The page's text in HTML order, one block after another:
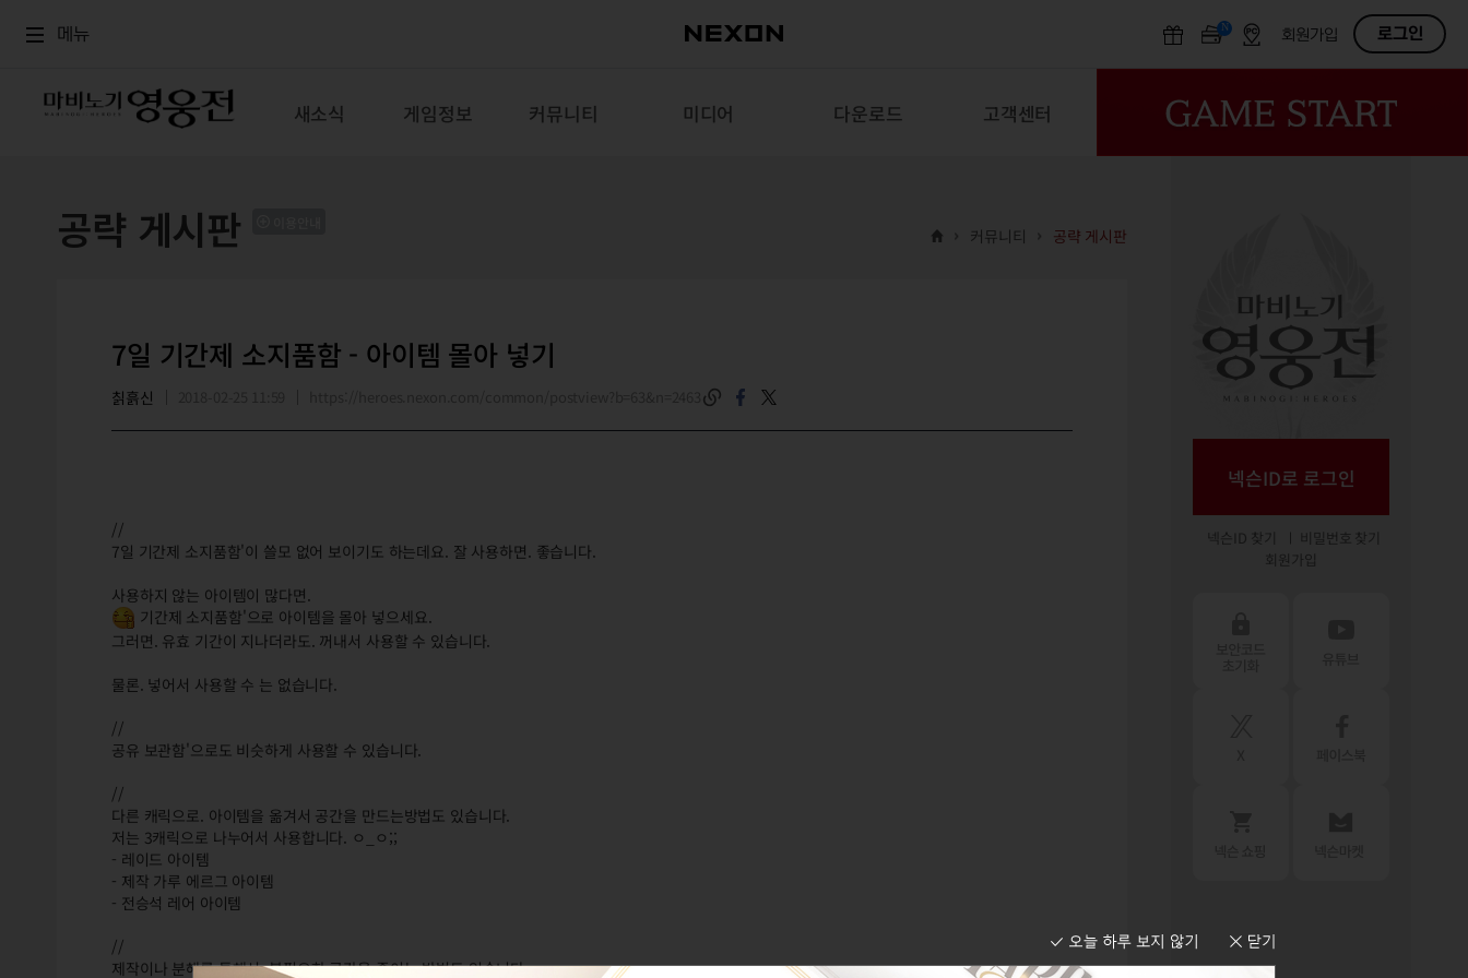
메뉴 N OFF회원가입 로그인
새소식 게임정보 커뮤니티 미디어 다운로드 고객센터
공략 게시판 커뮤니티 공략 게시판
7일 기간제 소지품함 - 아이템 몰아 넣기
칡흙신
//
7일 기간제 소지품함'이 쓸모 없어 보이기도 하는데요. 잘 사용하면. 좋습니다.
사용하지 않는 아이템이 많다면.
기간제 소지품함'으로 아이템을 몰아 넣으세요.
그러면. 유효 기간이 지나더라도. 꺼내서 사용할 수 있습니다.
물론. 넣어서 사용할 수 는 없습니다.
//
공유 보관함'으로도 비슷하게 사용할 수 있습니다.
//
다른 캐릭으로. 아이템을 옮겨서 공간을 만드는방법도 있습니다.
저는 3캐릭으로 나누어서 사용합니다. ㅇ_ㅇ;;
- 레이드 아이템
- 제작 가루 에르그 아이템
- 전승석 레어 아이템
//
제작이나 분해를 통해서. 불필요한 공간을 줄이는 방법도 있습니다.
넥슨ID로 로그인
넥슨ID 찾기
비밀번호 찾기
회원가입